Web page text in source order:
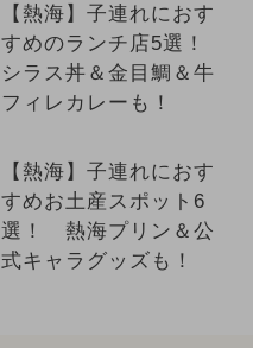
【熱海】子連れにおす
すめのランチ店5選！
シラス丼＆金目鯛＆牛
フィレカレーも！
【熱海】子連れにおす
すめお土産スポット6
選！ 熱海プリン＆公
式キャラグッズも！